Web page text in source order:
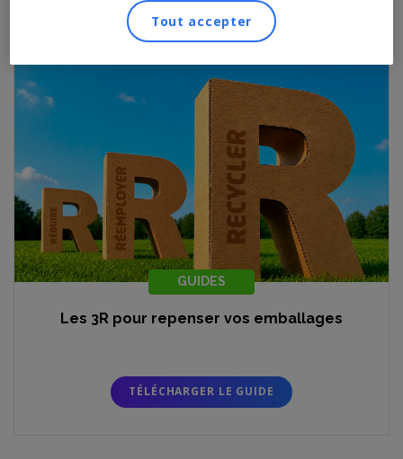
GUIDES
Les 3R pour repenser vos emballages
TÉLÉCHARGER LE GUIDE
Tout accepter